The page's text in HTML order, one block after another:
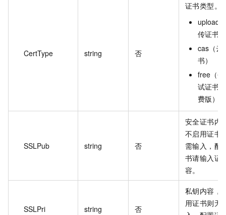
CertType string 否
证书类型。
upload
传证书）
cas（云
书）
free（
试证书
费版））
SSLPub string 否
安全证书内
不启用证书
需输入，配
书请输入证
容。
SSLPri string 否
私钥内容，
用证书则无